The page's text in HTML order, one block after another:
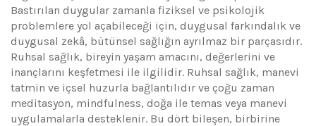
Bastırılan duygular zamanla fiziksel ve psikolojik
problemlere yol açabileceği için, duygusal farkındalık ve
duygusal zekâ, bütünsel sağlığın ayrılmaz bir parçasıdır.
Ruhsal sağlık, bireyin yaşam amacını, değerlerini ve
inançlarını keşfetmesi ile ilgilidir. Ruhsal sağlık, manevi
tatmin ve içsel huzurla bağlantılıdır ve çoğu zaman
meditasyon, mindfulness, doğa ile temas veya manevi
uygulamalarla desteklenir. Bu dört bileşen, birbirine